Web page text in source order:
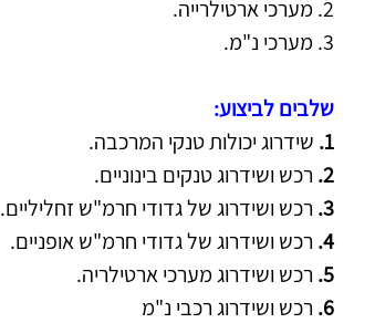
2. מערכי ארטילרייה.
3. מערכי נ"מ.
שלבים לביצוע:
1. שידרוג יכולות טנקי המרכבה.
2. רכש ושידרוג טנקים בינוניים.
3. רכש ושידרוג של גדודי חרמ"ש זחליליים.
4. רכש ושידרוג של גדודי חרמ"ש אופניים.
5. רכש ושידרוג מערכי ארטילריה.
6. רכש ושידרוג רכבי נ"מ